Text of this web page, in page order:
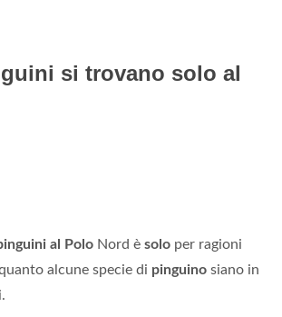
si trovano solo al
al Polo Nord è solo per ragioni
alcune specie di pinguino siano in